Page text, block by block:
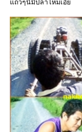
ถวๆนี้มีปลาไหมเอ๋